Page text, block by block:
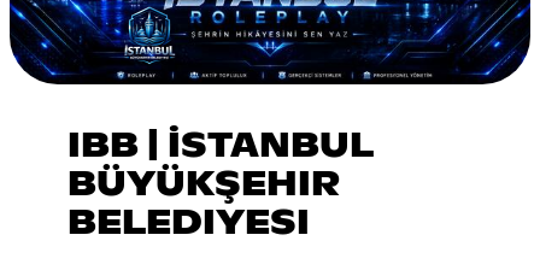
IBB | İSTANBUL
BÜYÜKŞEHIR
BELEDIYESI